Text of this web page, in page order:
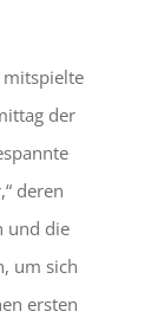
mitspielte
der
deren
und die
um sich
ersten